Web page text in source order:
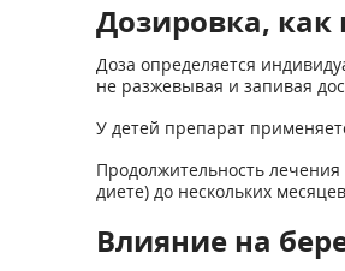
Дозировка, как
Доза определяется
не разжевывая и запивая
У детей препарат
Продолжительность
диете) до нескольких
Влияние на